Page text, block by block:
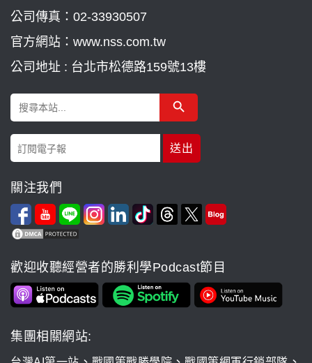
公司傳真：02-33930507
官方網站：www.nss.com.tw
公司地址 : 台北市松德路159號13樓
Search
for:
Search Button
關注我們
歡迎收聽經營者的勝利學Podcast節目
集團相關網站: